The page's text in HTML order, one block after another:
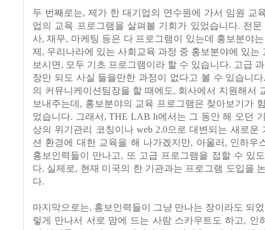
두 번째로는, 제가 한 대기업의 연수원에 가서 임원 교
업의 교육 프로그램을 살펴볼 기회가 있었습니다. 전
사, 재무, 마케팅 등은 다 프로그램이 있는데 홍보분야
제, 우리나라에 있는 사회교육 과정 중 홍보분야에 있는
보시면, 모두 기초 프로그램이라 할 수 있습니다. 고급
장만 되도 사실 들을만한 과정이 없다고 볼 수 있습니
의 커뮤니케이션팀장을 할 때에도, 회사에서 지원해서
보내주는데, 홍보분야의 교육 프로그램은 찾아보기가
었습니다. 그래서, THE LAB h에서는 그 동안 해 오던
상의 위기관리 코칭이나 web 2.0으로 대변되는 새로운
션 환경에 대한 교육을 해 나가겠지만, 아울러, 인하우
홍보인력들이 만나고, 또 고급 프로그램을 접할 수 있
다. 실제로, 현재 미국의 한 기관과는 프로그램 도입을
다.
마지막으로는, 홍보인력들이 그냥 만나는 장이라도 되
렇게 만나서 서로 맘에 드는 사람 스카우트도 하고, 인